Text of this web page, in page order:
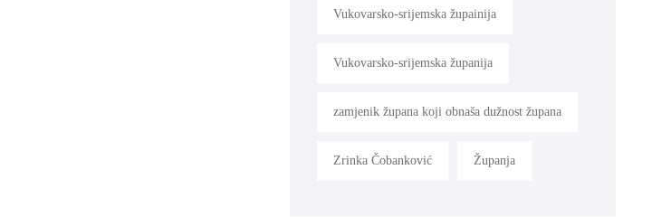
Vukovarsko-srijemska župainija
Vukovarsko-srijemska županija
zamjenik župana koji obnaša dužnost župana
Zrinka Čobanković Županja